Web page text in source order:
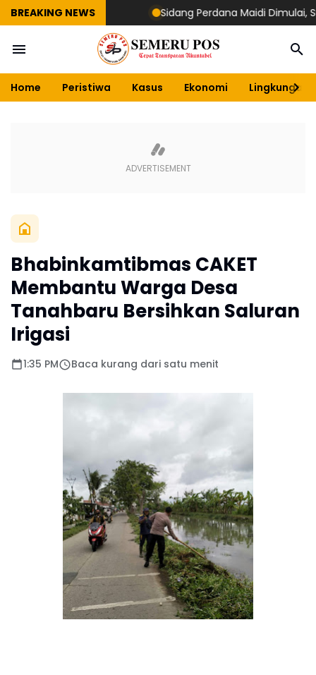
BREAKING NEWS Sidang Perdana Maidi Dimulai,
Home Peristiwa Kasus Ekonomi Lingkungan
Bhabinkamtibmas CAKET
Membantu Warga Desa
Tanahbaru Bersihkan Saluran
Irigasi
1:35 PM Baca kurang dari satu menit